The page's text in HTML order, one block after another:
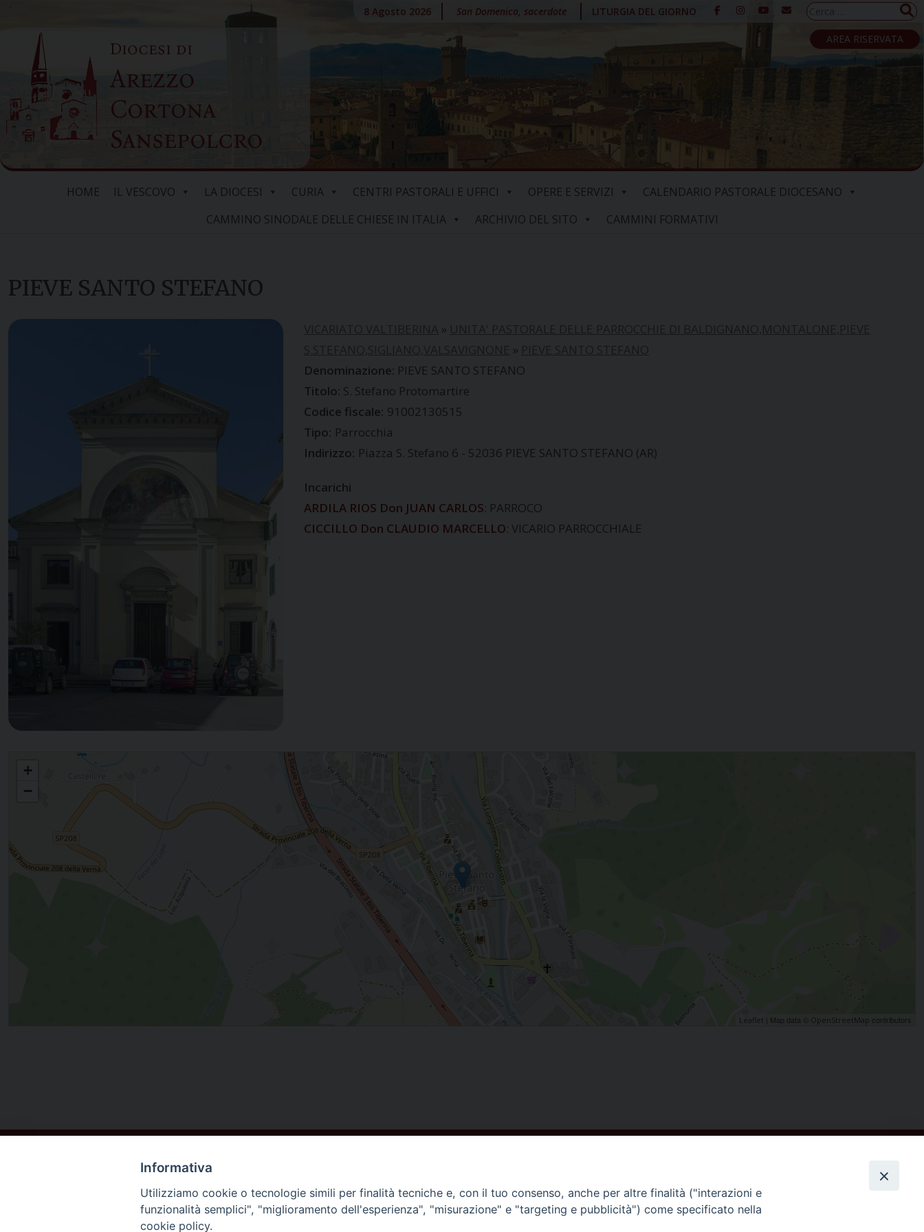
content
Diocesi di
Arezzo
Cortona
Sansepolcro
8 Agosto 2026 San Domenico, sacerdote LITURGIA DEL GIORNO
Ricerca
per:
AREA RISERVATA
HOME IL VESCOVO LA DIOCESI CURIA CENTRI PASTORALI E UFFICI OPERE E SERVIZI
CALENDARIO PASTORALE DIOCESANO
CAMMINO SINODALE DELLE CHIESE IN ITALIA
ARCHIVIO DEL SITO CAMMINI FORMATIVI
PIEVE SANTO STEFANO
»
»
PIEVE SANTO STEFANO
S. Stefano Protomartire
Codice fiscale: 91002130515
Tipo: Parrocchia
Indirizzo: Piazza S. Stefano 6 - 52036 PIEVE SANTO STEFANO (AR)
Incarichi
ARDILA RIOS Don JUAN CARLOS: PARROCO
CICCILLO Don CLAUDIO MARCELLO: VICARIO PARROCCHIALE
PIEVE SANTO STEFANO
+
−
Leaflet | Map data © OpenStreetMap contributors
DIOCESI DI
Informativa
Utilizziamo cookie o tecnologie simili per finalità tecniche e, con il tuo consenso, anche per altre finalità ("interazioni e
funzionalità semplici", "miglioramento dell'esperienza", "misurazione" e "targeting e pubblicità") come specificato nella
cookie policy.